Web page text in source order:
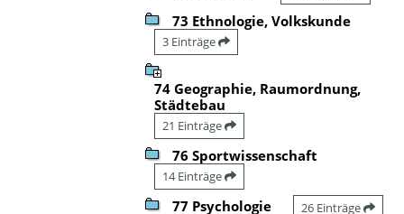
73 Ethnologie, Volkskunde
3 Einträge
74 Geographie, Raumordnung,
Städtebau
21 Einträge
76 Sportwissenschaft
14 Einträge
77 Psychologie 26 Einträge